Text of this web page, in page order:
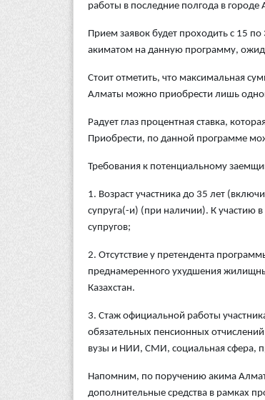
работы в последние полгода в городе
Прием заявок будет проходить с 15
акиматом на данную программу,
Стоит отметить, что максимальная
Алматы можно приобрести лишь
Радует глаз процентная ставка,
Приобрести, по данной программе
Требования к потенциальному
1. Возраст участника до 35 лет
супруга(-и) (при наличии). К участию в
супругов;
2. Отсутствие у претендента
преднамеренного ухудшения
Казахстан.
3. Стаж официальной работы
обязательных пенсионных
вузы и НИИ, СМИ, социальная сфера,
Напомним, по поручению акима
дополнительные средства в рамках